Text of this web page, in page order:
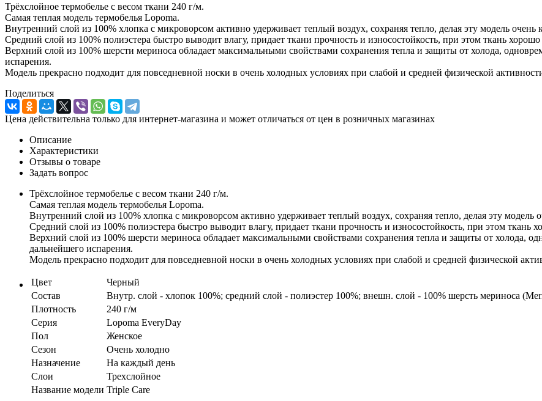
Трёхслойное термобелье с весом ткани 240 г/м.
Самая теплая модель термобелья Lopoma.
Внутренний слой из 100% хлопка с микроворсом активно удерживает теплый воздух, сохраняя тепло, делая эту модель очень
Средний слой из 100% полиэстера быстро выводит влагу, придает ткани прочность и износостойкость, при этом ткань
Верхний слой из 100% шерсти мериноса обладает максимальными свойствами сохранения тепла и защиты от холода,
испарения.
Модель прекрасно подходит для повседневной носки в очень холодных условиях при слабой и средней физической
Поделиться
Цена действительна только для интернет-магазина и может отличаться от цен в розничных магазинах
Описание
Характеристики
Отзывы о товаре
Задать вопрос
Трёхслойное термобелье с весом ткани 240 г/м.
Самая теплая модель термобелья Lopoma.
Внутренний слой из 100% хлопка с микроворсом активно удерживает теплый воздух, сохраняя тепло, делая эту модель
Средний слой из 100% полиэстера быстро выводит влагу, придает ткани прочность и износостойкость, при этом ткань
Верхний слой из 100% шерсти мериноса обладает максимальными свойствами сохранения тепла и защиты от холода,
дальнейшего испарения.
Модель прекрасно подходит для повседневной носки в очень холодных условиях при слабой и средней физической
Цвет
Черный
Состав
Bнутр. слой - хлопок 100%; средний слой - полиэстер 100%; внешн. слой - 100% шерсть мериноса
Плотность
240 г/м
Серия
Lopoma EveryDay
Пол
Женское
Сезон
Очень холодно
Назначение
На каждый день
Слои
Трехслойное
Название модели Triple Care